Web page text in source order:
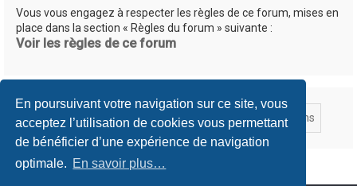
En poursuivant votre navigation sur ce site, vous
acceptez l’utilisation de cookies vous permettant
de bénéficier d’une expérience de navigation
optimale. En savoir plus…
Vous vous engagez à respecter les règles de ce forum, mises en
place dans la section « Règles du forum » suivante :
Voir les règles de ce forum